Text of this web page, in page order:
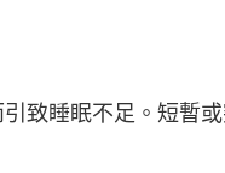
致睡眠不足。短暫